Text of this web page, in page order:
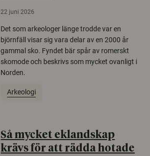
22 juni 2026
Det som arkeologer länge trodde var en
björnfäll visar sig vara delar av en 2000 år
gammal sko. Fyndet bär spår av romerskt
skomode och beskrivs som mycket ovanligt i
Norden.
Arkeologi
Så mycket eklandskap
krävs för att rädda hotade